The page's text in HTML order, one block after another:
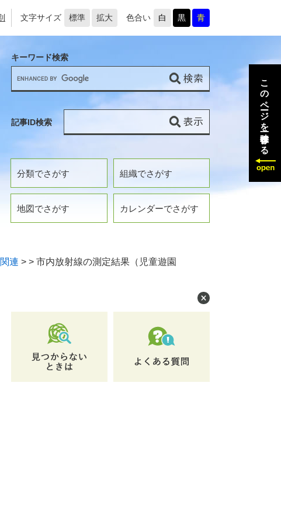
文字サイズ 標準 拡大 色合い 白 黒 青
分類でさがす 組織でさがす
地図でさがす カレンダーでさがす
キーワード検索
記事ID検索
連 > > 市内放射線の測定結果（児童遊園
このページを一時保存する